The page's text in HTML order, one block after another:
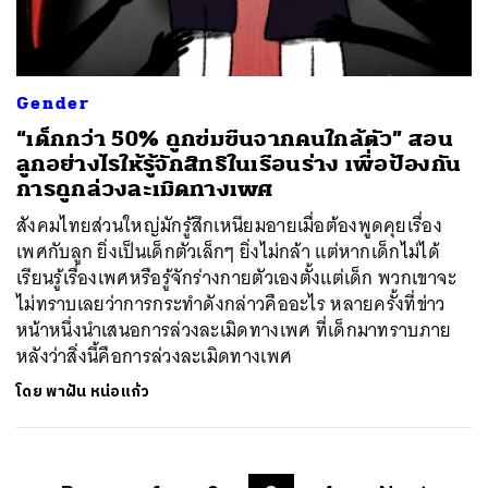
Gender
“เด็กกว่า 50% ถูกข่มขืนจากคนใกล้ตัว” สอน
ลูกอย่างไรให้รู้จักสิทธิในเรือนร่าง เพื่อป้องกัน
การถูกล่วงละเมิดทางเพศ
สังคมไทยส่วนใหญ่มักรู้สึกเหนียมอายเมื่อต้องพูดคุยเรื่อง
เพศกับลูก ยิ่งเป็นเด็กตัวเล็กๆ ยิ่งไม่กล้า แต่หากเด็กไม่ได้
เรียนรู้เรื่องเพศหรือรู้จักร่างกายตัวเองตั้งแต่เด็ก พวกเขาจะ
ไม่ทราบเลยว่าการกระทำดังกล่าวคืออะไร หลายครั้งที่ข่าว
หน้าหนึ่งนำเสนอการล่วงละเมิดทางเพศ ที่เด็กมาทราบภาย
หลังว่าสิ่งนี้คือการล่วงละเมิดทางเพศ
โดยพาฝัน หน่อแก้ว